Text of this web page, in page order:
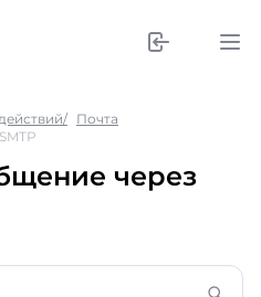
Почта
через